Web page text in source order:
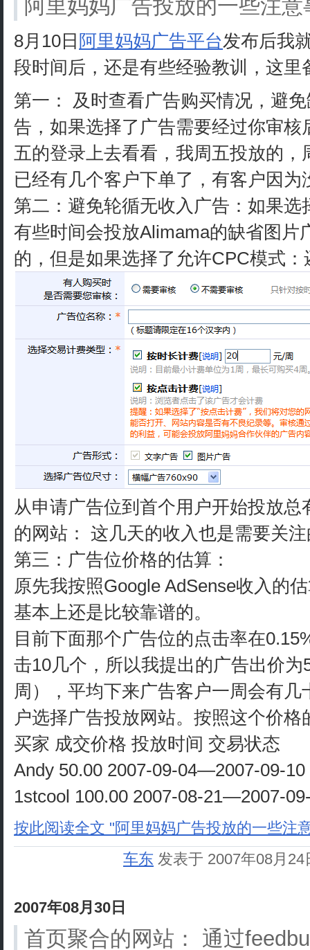
阿里妈妈广告投放的一些注意
8月10日 阿里妈妈广告平台发布后我
段时间后，还是有些经验教训，这里
第一： 及时查看广告购买情况，避
告，如果选择了广告需要经过你审
五的登录上去看看，我周五投放的
已经有几个客户下单了，有客户因
第二：避免轮循无收入广告：如果
有些时间会投放Alimama的缺省图片
的，但是如果选择了允许CPC模式
从申请广告位到首个用户开始投放
的网站： 这几天的收入也是需要关
第三：广告位价格的估算：
原先我按照Google AdSense收入的
基本上还是比较靠谱的。
目前下面那个广告位的点击率在
击10几个，所以我提出的广告出价为
周），平均下来广告客户一周会有
户选择广告投放网站。按照这个价
买家 成交价格 投放时间 交易状态
Andy 50.00 2007-09-04—2007-09-10
1stcool 100.00 2007-08-21—2007-
按此阅读全文 "阿里妈妈广告投放的一些注
车东 发表于 2007年08月
2007年08月30日
首页聚合的网站： 通过